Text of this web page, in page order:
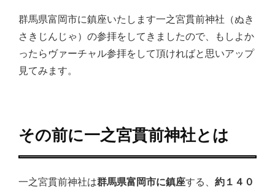
群馬県富岡市に鎮座いたします一之宮貫前神社（ぬき
さきじんじゃ）の参拝をしてきましたので、もしよか
ったらヴァーチャル参拝をして頂ければと思いアップ
見てみます。
その前に一之宮貫前神社とは
一之宮貫前神社は群馬県富岡市に鎮座する、 約１４０